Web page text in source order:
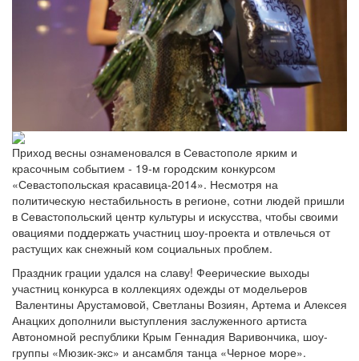
Приход весны ознаменовался в Севастополе ярким и
красочным событием - 19-м городским конкурсом
«Севастопольская красавица-2014». Несмотря на
политическую нестабильность в регионе, сотни людей пришли
в Севастопольский центр культуры и искусства, чтобы своими
овациями поддержать участниц шоу-проекта и отвлечься от
растущих как снежный ком социальных проблем.
Праздник грации удался на славу! Феерические выходы
участниц конкурса в коллекциях одежды от модельеров
Валентины Арустамовой, Светланы Возиян, Артема и Алексея
Анацких дополнили выступления заслуженного артиста
Автономной республики Крым Геннадия Варивончика, шоу-
группы «Мюзик-экс» и ансамбля танца «Черное море».